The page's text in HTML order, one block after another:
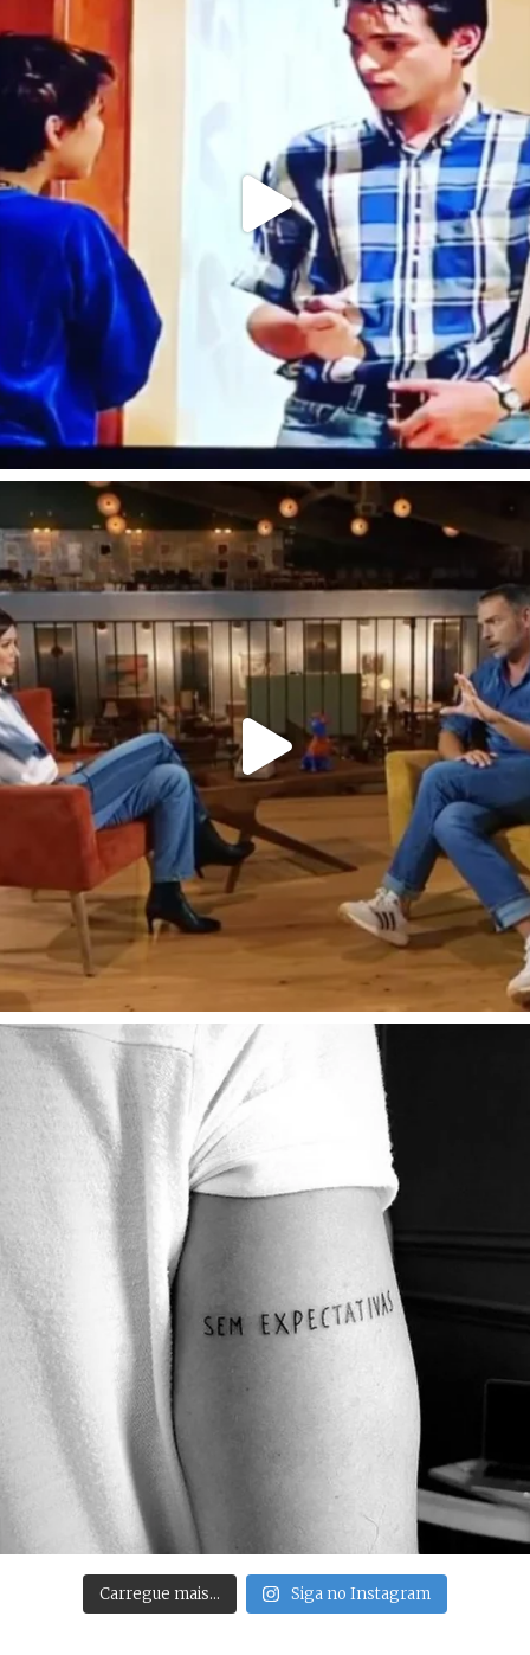
Carregue mais… Siga no Instagram